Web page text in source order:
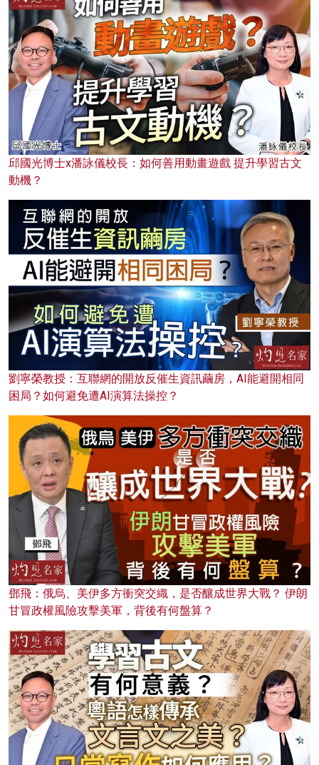
邱國光博士x潘詠儀校長：如何善用動畫遊戲 提升學習古文
動機？
劉寧榮教授：互聯網的開放反催生資訊繭房，AI能避開相同
困局？如何避免遭AI演算法操控？
鄧飛：俄烏、美伊多方衝突交織，是否釀成世界大戰？ 伊朗
甘冒政權風險攻擊美軍，背後有何盤算？